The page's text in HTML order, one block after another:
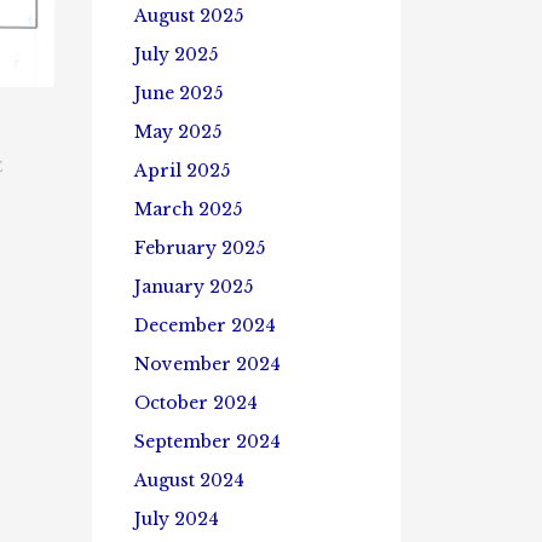
August 2025
July 2025
June 2025
May 2025
April 2025
March 2025
February 2025
January 2025
December 2024
November 2024
October 2024
September 2024
August 2024
July 2024